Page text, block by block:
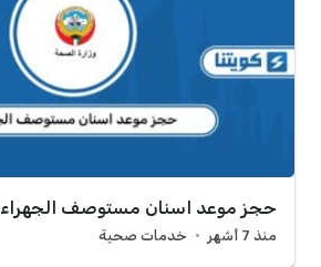
حجز موعد اسنان مستوصف الجهراء moh.gov.kw
منذ 7 أشهر خدمات صحية